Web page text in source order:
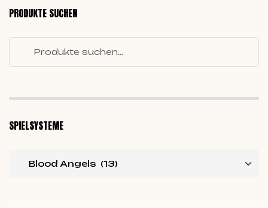
PRODUKTE SUCHEN
SPIELSYSTEME